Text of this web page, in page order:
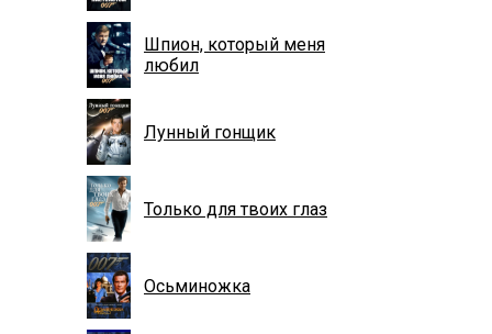
Шпион, который меня
любил
Лунный гонщик
Только для твоих глаз
Осьминожка